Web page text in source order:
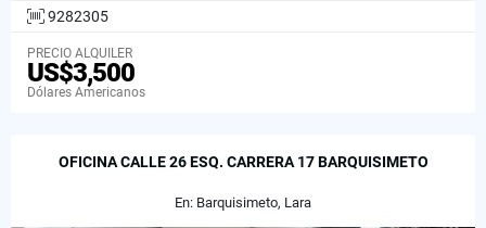
9282305
PRECIO ALQUILER
US$3,500
Dólares Americanos
OFICINA CALLE 26 ESQ. CARRERA 17 BARQUISIMETO
En: Barquisimeto, Lara